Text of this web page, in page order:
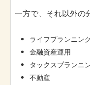
一方で、それ以外の
ライフプランニン
金融資産運用
タックスプランニ
不動産